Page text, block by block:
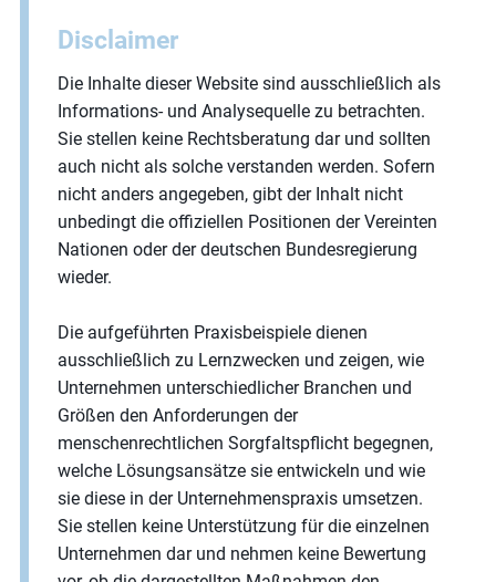
Disclaimer
Die Inhalte dieser Website sind ausschließlich als
Informations- und Analysequelle zu betrachten.
Sie stellen keine Rechtsberatung dar und sollten
auch nicht als solche verstanden werden. Sofern
nicht anders angegeben, gibt der Inhalt nicht
unbedingt die offiziellen Positionen der Vereinten
Nationen oder der deutschen Bundesregierung
wieder.
Die aufgeführten Praxisbeispiele dienen
ausschließlich zu Lernzwecken und zeigen, wie
Unternehmen unterschiedlicher Branchen und
Größen den Anforderungen der
menschenrechtlichen Sorgfaltspflicht begegnen,
welche Lösungsansätze sie entwickeln und wie
sie diese in der Unternehmenspraxis umsetzen.
Sie stellen keine Unterstützung für die einzelnen
Unternehmen dar und nehmen keine Bewertung